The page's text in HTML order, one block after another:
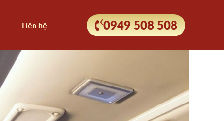
Liên hệ 0949 508 508